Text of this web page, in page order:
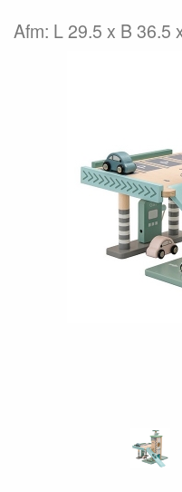
Afm: L 29.5 x B 36.5